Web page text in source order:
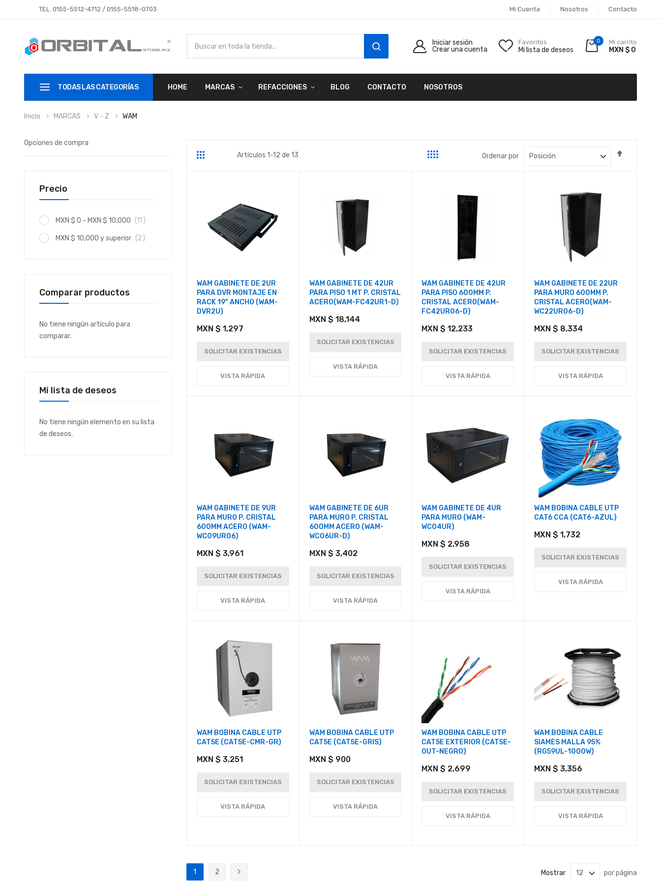
TEL. 0155-5512-4712/ 0155-5518-0703 Mi Cuenta Nosotros Contacto
SEARCH
Iniciar sesión
Crear una cuenta
Favoritos
Mi lista de deseos
0 Mi carrito
MXN $ 0
TODAS LAS CATEGORÍAS HOME MARCAS REFACCIONES BLOG CONTACTO NOSOTROS
Inicio MARCAS V - Z WAM
Parrilla Artículos 1-12 de 13 Ordenar por
WAM GABINETE DE 2UR
PARA DVR MONTAJE EN
RACK 19" ANCHO (WAM-
DVR2U)
MXN $ 1,297
SOLICITAR EXISTENCIAS
VISTA RÁPIDA
WAM GABINETE DE 42UR
PARA PISO 1 MT P. CRISTAL
ACERO(WAM-FC42UR1-D)
MXN $ 18,144
SOLICITAR EXISTENCIAS
VISTA RÁPIDA
WAM GABINETE DE 42UR
PARA PISO 600MM P.
CRISTAL ACERO(WAM-
FC42UR06-D)
MXN $ 12,233
SOLICITAR EXISTENCIAS
VISTA RÁPIDA
WAM GABINETE DE 22UR
PARA MURO 600MM P.
CRISTAL ACERO(WAM-
WC22UR06-D)
MXN $ 8,334
SOLICITAR EXISTENCIAS
VISTA RÁPIDA
WAM GABINETE DE 9UR
PARA MURO P. CRISTAL
600MM ACERO (WAM-
WC09UR06)
MXN $ 3,961
SOLICITAR EXISTENCIAS
VISTA RÁPIDA
WAM GABINETE DE 6UR
PARA MURO P. CRISTAL
600MM ACERO (WAM-
WC06UR-D)
MXN $ 3,402
SOLICITAR EXISTENCIAS
VISTA RÁPIDA
WAM GABINETE DE 4UR
PARA MURO (WAM-
WC04UR)
MXN $ 2,958
SOLICITAR EXISTENCIAS
VISTA RÁPIDA
WAM BOBINA CABLE UTP
CAT6 CCA (CAT6-AZUL)
MXN $ 1,732
SOLICITAR EXISTENCIAS
VISTA RÁPIDA
WAM BOBINA CABLE UTP
CAT5E (CAT5E-CMR-GR)
MXN $ 3,251
SOLICITAR EXISTENCIAS
VISTA RÁPIDA
WAM BOBINA CABLE UTP
CAT5E (CAT5E-GRIS)
MXN $ 900
SOLICITAR EXISTENCIAS
VISTA RÁPIDA
WAM BOBINA CABLE UTP
CAT5E EXTERIOR (CAT5E-
OUT-NEGRO)
MXN $ 2,699
SOLICITAR EXISTENCIAS
VISTA RÁPIDA
WAM BOBINA CABLE
SIAMES MALLA 95%
(RG59UL-1000W)
MXN $ 3,356
SOLICITAR EXISTENCIAS
VISTA RÁPIDA
Página
1
2
Mostrar por página
Opciones de compra
Precio
MXN $ 0 - MXN $ 10,000 11 artículo
MXN $ 10,000 y superior 2 artículo
Comparar productos
No tiene ningún artículo para
comparar.
Mi lista de deseos
No tiene ningún elemento en su lista
de deseos.